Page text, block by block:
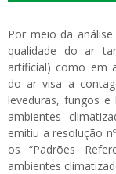
Por meio da
qualidade do ar
artificial) como em
do ar visa a
leveduras, fungos e
ambientes
emitiu a resolução
os “Padrões
ambientes